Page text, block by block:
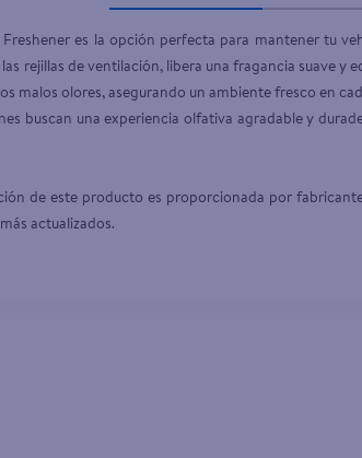
es la opción perfecta para mantener tu
rejillas de ventilación, libera una fragancia suave
malos olores, asegurando un ambiente fresco en
buscan una experiencia olfativa agradable y
de este producto es proporcionada por
actualizados.